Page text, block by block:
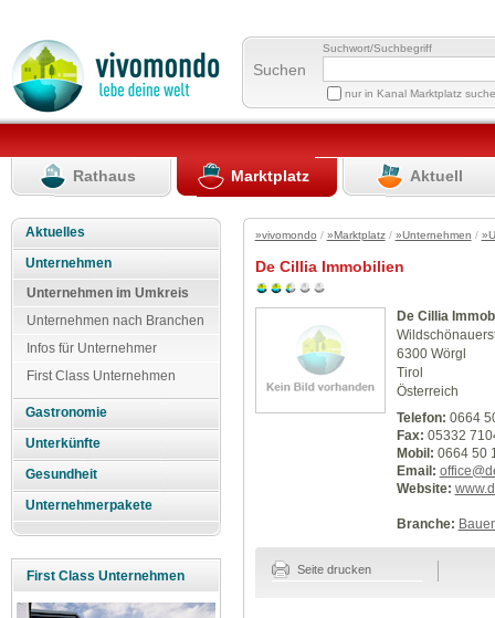
Suchen
Suchwort/Suchbegriff
nur in Kanal Marktplatz
Rathaus Marktplatz Aktuell
Aktuelles
Unternehmen
Unternehmen im Umkreis
Unternehmen nach Branchen
Infos für Unternehmer
First Class Unternehmen
Gastronomie
Unterkünfte
Gesundheit
Unternehmerpakete
First Class Unternehmen
»vivomondo / »Marktplatz/ »Unternehmen /
De Cillia Immobilien
De Cillia
6300 Wörgl
Tirol
Österreich
Telefon: 0664
Fax: 05332
Mobil: 0664 50
Email:
Website:
Branche:
Seite drucken